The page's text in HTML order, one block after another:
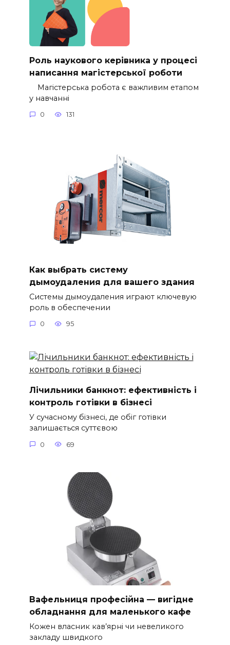
Роль наукового керівника у процесі
написання магістерської роботи
Магістерська робота є важливим етапом
у навчанні
0 131
Как выбрать систему
дымоудаления для вашего здания
Системы дымоудаления играют ключевую
роль в обеспечении
0 95
Лічильники банкнот: ефективність і
контроль готівки в бізнесі
У сучасному бізнесі, де обіг готівки
залишається суттєвою
0 69
Вафельниця професійна — вигідне
обладнання для маленького кафе
Кожен власник кав’ярні чи невеликого
закладу швидкого